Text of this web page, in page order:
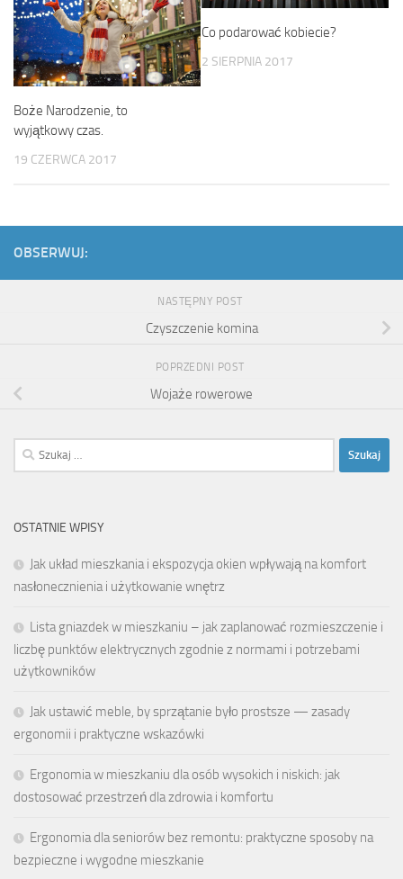
Boże Narodzenie, to
wyjątkowy czas.
19 CZERWCA 2017
Co podarować kobiecie?
2 SIERPNIA 2017
OBSERWUJ:
NASTĘPNY POST
Czyszczenie komina
POPRZEDNI POST
Wojaże rowerowe
Szukaj:
OSTATNIE WPISY
Jak układ mieszkania i ekspozycja okien wpływają na komfort
nasłonecznienia i użytkowanie wnętrz
Lista gniazdek w mieszkaniu – jak zaplanować rozmieszczenie i
liczbę punktów elektrycznych zgodnie z normami i potrzebami
użytkowników
Jak ustawić meble, by sprzątanie było prostsze — zasady
ergonomii i praktyczne wskazówki
Ergonomia w mieszkaniu dla osób wysokich i niskich: jak
dostosować przestrzeń dla zdrowia i komfortu
Ergonomia dla seniorów bez remontu: praktyczne sposoby na
bezpieczne i wygodne mieszkanie